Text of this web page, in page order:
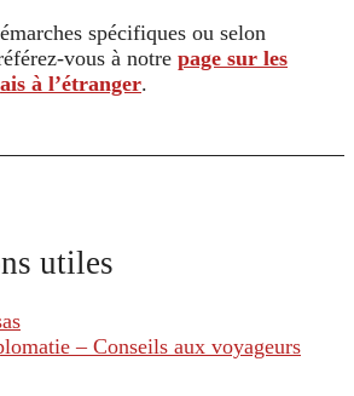
spécifiques ou selon
vous à notre page sur les
à l’étranger.
utiles
– Conseils aux voyageurs